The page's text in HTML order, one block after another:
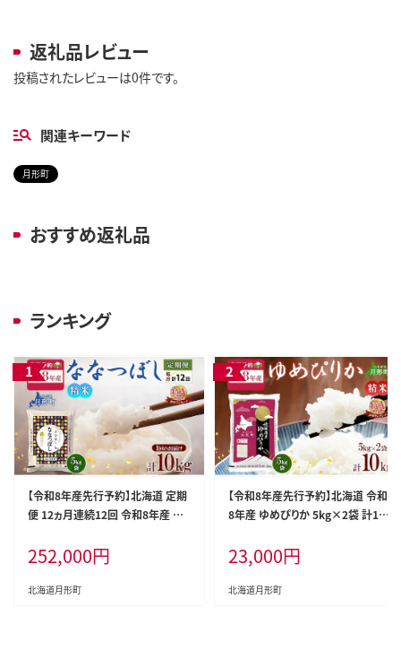
返礼品レビュー
投稿されたレビューは0件です。
関連キーワード
月形町
おすすめ返礼品
ランキング
【令和8年産先行予約】北海道 定期
便 12ヵ月連続12回 令和8年産 な
米 ご飯 お米 ごはん 国産 北海道産
ブランド米 おにぎり ふっくら 常温
お取り寄せ 産地直送 R8年産
252,000円
北海道月形町
【令和8年産先行予約】北海道 令和
8年産 ゆめぴりか 5kg×2袋 計10k
ん 国産 ブランド米 肉料理 ギフト
常温 お取り寄せ 産地直送 送料無
料
23,000円
北海道月形町